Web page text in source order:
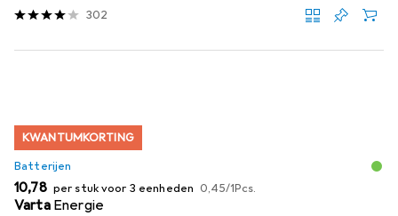
302
KWANTUMKORTING
Batterijen
EUR
10,78 per stuk voor 3 eenheden EUR
0,45/1Pcs.
Varta Energie